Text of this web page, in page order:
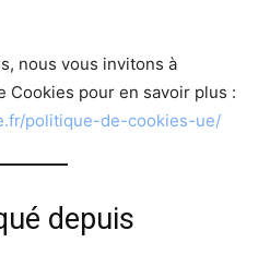
nous vous invitons à
pour en savoir plus :
politique-de-cookies-ue/
depuis